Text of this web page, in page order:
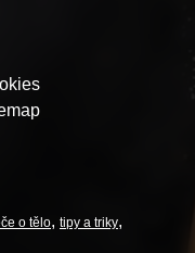
o tělo tipy a triky